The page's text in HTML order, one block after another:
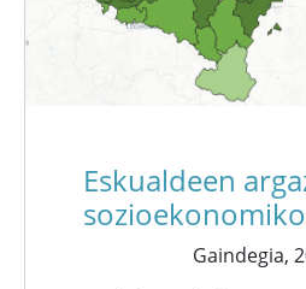
Eskualdeen
Gaindegia,